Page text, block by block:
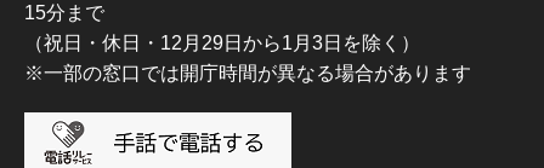
15分まで
（祝日・休日・12月29日から1月3日を除く）
※一部の窓口では開庁時間が異なる場合があります